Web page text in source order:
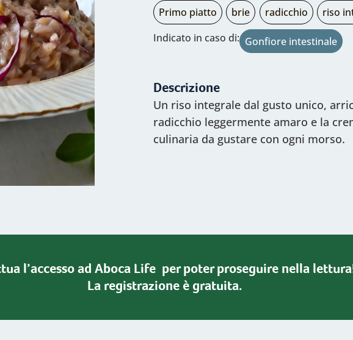
Tipo
di
portata:
Primo piatto
Indredienti
principali:
brie radicchio riso
Indicato in caso di:Indredienti
principali:
Gonfiore intestinale
Descrizione
Un riso integrale dal gusto unico,
radicchio leggermente amaro e la
culinaria da gustare con ogni morso.
l’accesso ad Aboca Life per poter proseguire nella
La registrazione è gratuita.